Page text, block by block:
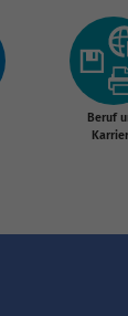
Beruf